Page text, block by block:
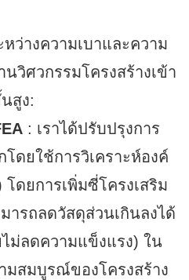
ว่างความเบาและความ
วิศวกรรมโครงสร้างเข้า
สูง:
: เราได้ปรับปรุงการ
ดยใช้การวิเคราะห์องค์
ดยการเพิ่มซี่โครงเสริม
ารถลดวัสดุส่วนเกินลงได้
ม่ลดความแข็งแรง) ใน
สมบูรณ์ของโครงสร้าง